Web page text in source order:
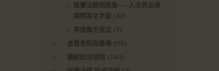
恆實法師問答集——入法界品視
頻問答文字版 (42)
昇夜摩天宮品 (7)
虛雲老和尚畫傳 (115)
講經說法視頻
(340)